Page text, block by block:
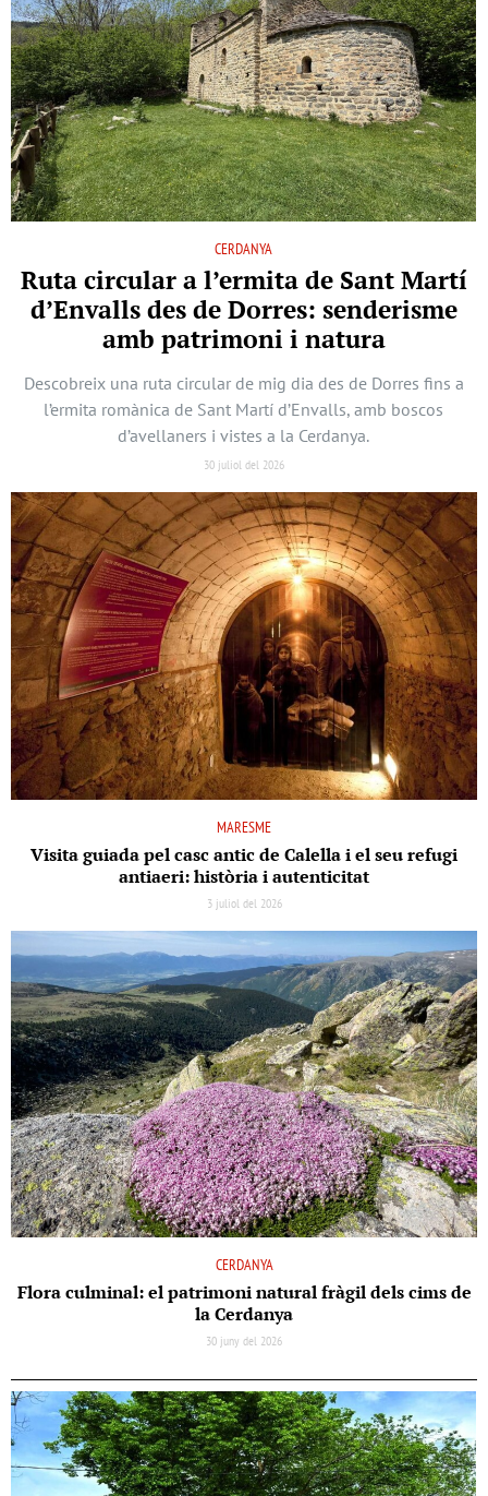
CERDANYA
Ruta circular a l’ermita de Sant Martí
d’Envalls des de Dorres: senderisme
amb patrimoni i natura
Descobreix una ruta circular de mig dia des de Dorres fins a
l’ermita romànica de Sant Martí d’Envalls, amb boscos
d’avellaners i vistes a la Cerdanya.
30 juliol del 2026
MARESME
Visita guiada pel casc antic de Calella i el seu refugi
antiaeri: història i autenticitat
3 juliol del 2026
CERDANYA
Flora culminal: el patrimoni natural fràgil dels cims de
la Cerdanya
30 juny del 2026